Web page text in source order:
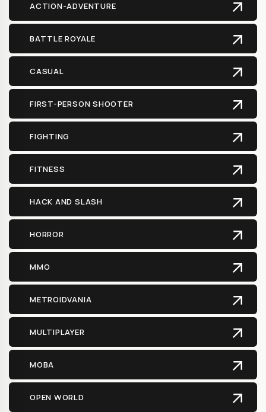
ACTION-ADVENTURE
BATTLE ROYALE
CASUAL
FIRST-PERSON SHOOTER
FIGHTING
FITNESS
HACK AND SLASH
HORROR
MMO
METROIDVANIA
MULTIPLAYER
MOBA
OPEN WORLD